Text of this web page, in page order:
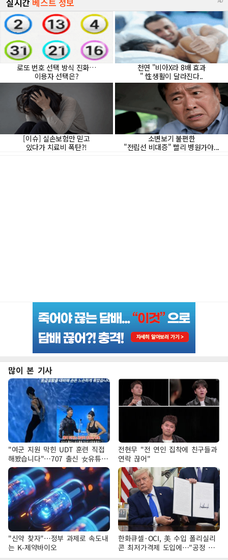
많이 본 기사
"여군 지원 막힌 UDT 훈련 직접
해봤습니다"…707 출신 女유튜버
'완벽 소화'
전현무 "전 연인 집착에 친구들과
연락 끊어"
"신약 찾자"…정부 과제로 속도내
는 K-제약바이오
한화큐셀·OCI, 美 수입 폴리실리
콘 최저가격제 도입에…"공정 경
쟁·수익성 개선 환영"